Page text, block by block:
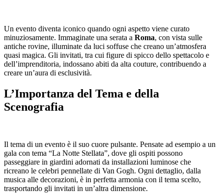
Un evento diventa iconico quando ogni aspetto viene curato
minuziosamente. Immaginate una serata a Roma, con vista sulle
antiche rovine, illuminate da luci soffuse che creano un’atmosfera
quasi magica. Gli invitati, tra cui figure di spicco dello spettacolo e
dell’imprenditoria, indossano abiti da alta couture, contribuendo a
creare un’aura di esclusività.
L’Importanza del Tema e della
Scenografia
Il tema di un evento è il suo cuore pulsante. Pensate ad esempio a un
gala con tema “La Notte Stellata”, dove gli ospiti possono
passeggiare in giardini adornati da installazioni luminose che
ricreano le celebri pennellate di Van Gogh. Ogni dettaglio, dalla
musica alle decorazioni, è in perfetta armonia con il tema scelto,
trasportando gli invitati in un’altra dimensione.